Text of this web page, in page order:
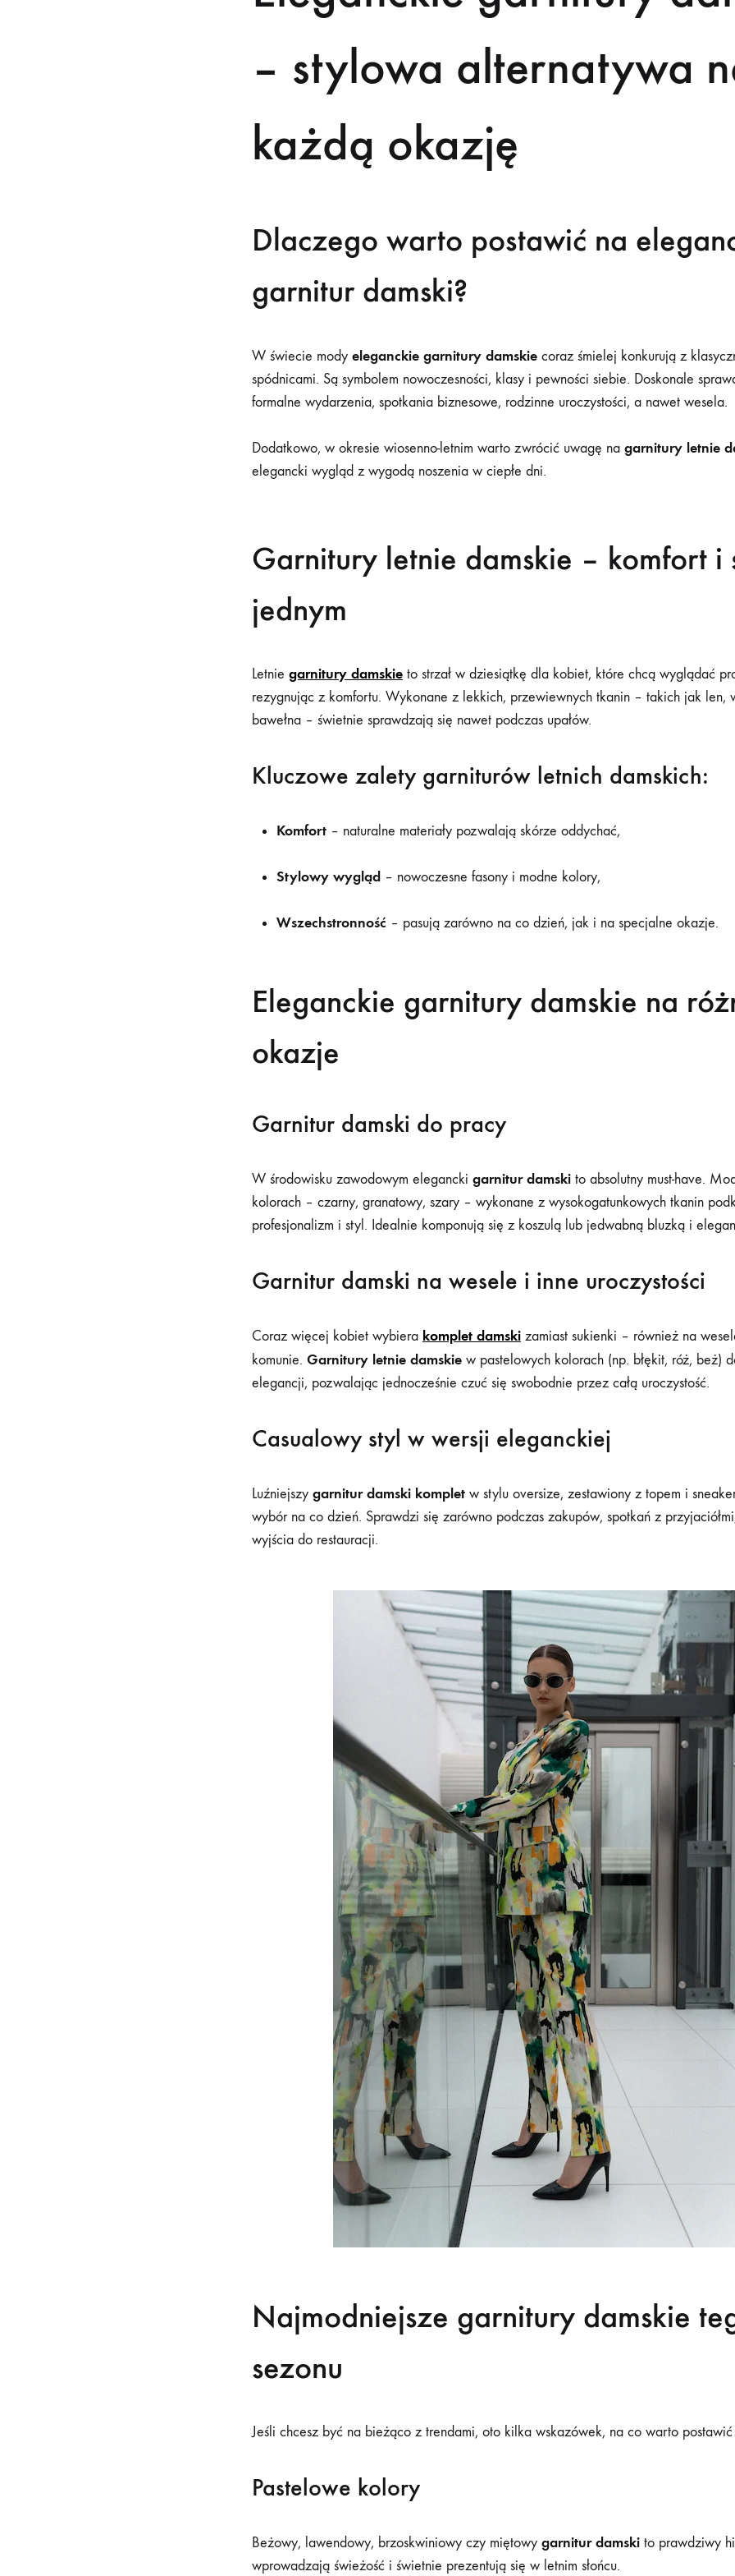
– stylowa alternatywa
każdą okazję
Dlaczego warto postawić na
garnitur damski?
W świecie mody eleganckie garnitury damskie coraz śmielej konkurują z
spódnicami. Są symbolem nowoczesności, klasy i pewności siebie. Doskonale
formalne wydarzenia, spotkania biznesowe, rodzinne uroczystości, a nawet wesela.
Dodatkowo, w okresie wiosenno-letnim warto zwrócić uwagę na garnitury letnie
elegancki wygląd z wygodą noszenia w ciepłe dni.
Garnitury letnie damskie – komfort i
jednym
Letnie garnitury damskie to strzał w dziesiątkę dla kobiet, które chcą wyglądać
rezygnując z komfortu. Wykonane z lekkich, przewiewnych tkanin – takich jak len,
bawełna – świetnie sprawdzają się nawet podczas upałów.
Kluczowe zalety garniturów letnich damskich:
Komfort – naturalne materiały pozwalają skórze oddychać,
Stylowy wygląd – nowoczesne fasony i modne kolory,
Wszechstronność – pasują zarówno na co dzień, jak i na specjalne okazje.
Eleganckie garnitury damskie na
okazje
Garnitur damski do pracy
W środowisku zawodowym elegancki garnitur damski to absolutny must-have.
kolorach – czarny, granatowy, szary – wykonane z wysokogatunkowych tkanin
profesjonalizm i styl. Idealnie komponują się z koszulą lub jedwabną bluzką i
Garnitur damski na wesele i inne uroczystości
Coraz więcej kobiet wybiera komplet damski zamiast sukienki – również na
komunie. Garnitury letnie damskie w pastelowych kolorach (np. błękit, róż, beż)
elegancji, pozwalając jednocześnie czuć się swobodnie przez całą uroczystość.
Casualowy styl w wersji eleganckiej
Luźniejszy garnitur damski komplet w stylu oversize, zestawiony z topem i
wybór na co dzień. Sprawdzi się zarówno podczas zakupów, spotkań z
wyjścia do restauracji.
Najmodniejsze garnitury damskie
sezonu
Jeśli chcesz być na bieżąco z trendami, oto kilka wskazówek, na co warto
Pastelowe kolory
Beżowy, lawendowy, brzoskwiniowy czy miętowy garnitur damski to prawdziwy
wprowadzają świeżość i świetnie prezentują się w letnim słońcu.